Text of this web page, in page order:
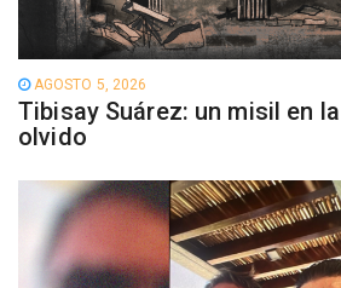
AGOSTO 5, 2026
Tibisay Suárez: un misil en
olvido